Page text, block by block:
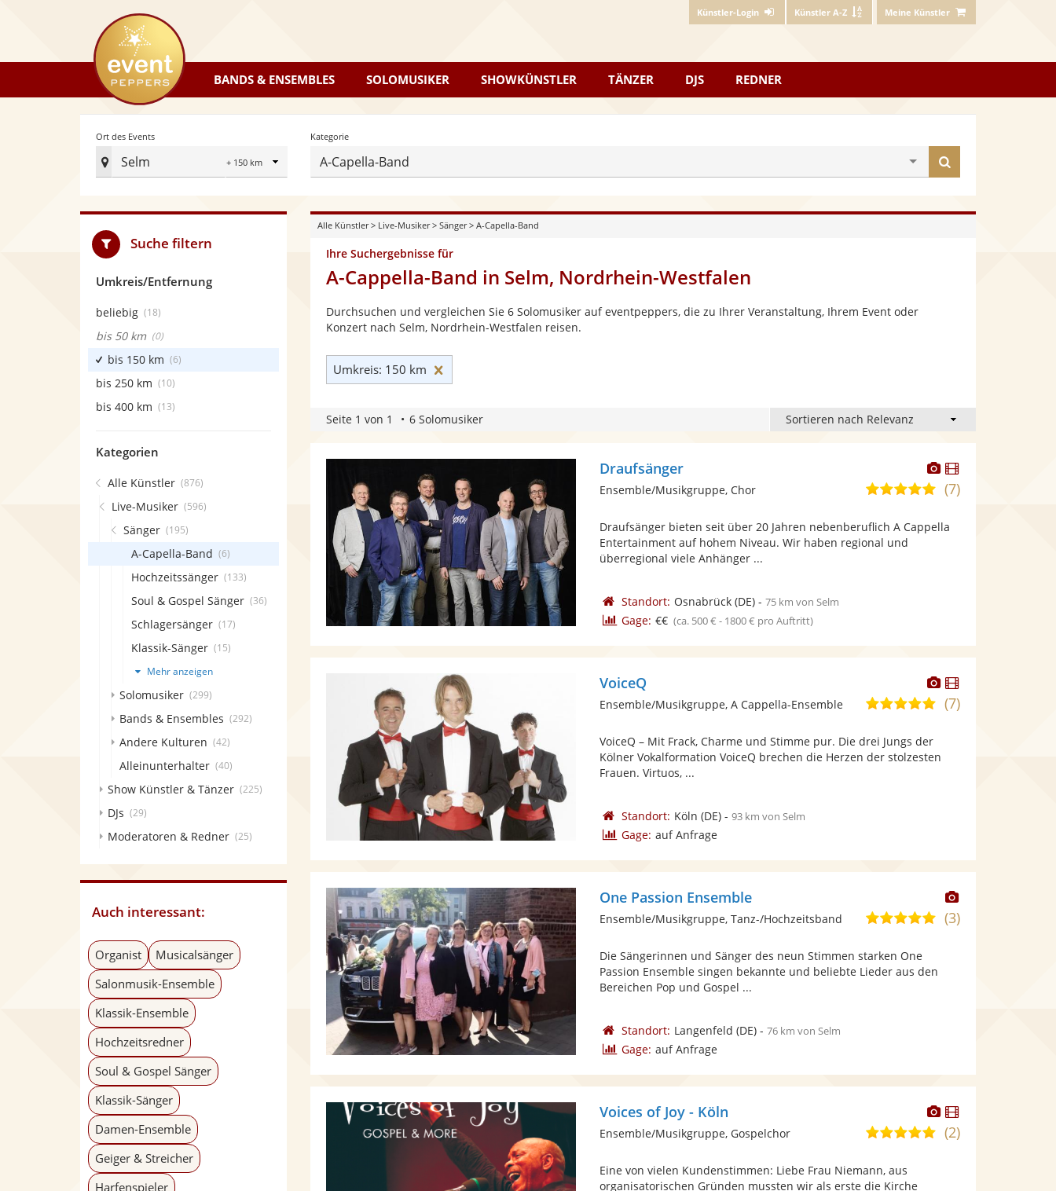
Künstler-Login Künstler A-Z Meine Künstler
eventpeppers
BANDS & ENSEMBLES SOLOMUSIKER SHOWKÜNSTLER TÄNZER DJS REDNER
Ort des Events
Selm
Radius
Ort
Events
festlegen
Kategorie
A-Capella-Band
finden
Alle Künstler> Live-Musiker> Sänger> A-Capella-Band
Ihre Suchergebnisse für
A-Cappella-Band in Selm, Nordrhein-Westfalen
Durchsuchen und vergleichen Sie 6 Solomusiker auf eventpeppers, die zu Ihrer Veranstaltung, Ihrem Event oder
Konzert nach Selm, Nordrhein-Westfalen reisen.
Umkreis: 150 km
Seite 1 von 1 6 Solomusiker
Dieser
Künstler
stellt
Fotos
bereit.
Dieser
Künstler
Draufsänger
5,0
5
(7)
Ensemble/Musikgruppe, Chor
Draufsänger bieten seit über 20 Jahren nebenberuflich A Cappella
Entertainment auf hohem Niveau. Wir haben regional und
überregional viele Anhänger ...
Standort: Osnabrück(DE)- 75 km von Selm
Gage: €€ (ca. 500 € - 1800 € pro Auftritt)
Dieser
Künstler
stellt
Dieser
Künstler
VoiceQ
4,9
Sternen
(7)
Ensemble/Musikgruppe, A Cappella-Ensemble
VoiceQ – Mit Frack, Charme und Stimme pur. Die drei Jungs der
Kölner Vokalformation VoiceQ brechen die Herzen der stolzesten
Frauen. Virtuos, ...
Standort: Köln (DE)- 93 km von Selm
Gage: auf Anfrage
Dieser
Künstler
One Passion Ensemble
4,9
Sternen
(3)
Ensemble/Musikgruppe, Tanz-/Hochzeitsband
Die Sängerinnen und Sänger des neun Stimmen starken One
Passion Ensemble singen bekannte und beliebte Lieder aus den
Bereichen Pop und Gospel ...
Standort: Langenfeld (DE)- 76 km von Selm
Gage: auf Anfrage
Dieser
Künstler
stellt
Dieser
Künstler
Voices of Joy - Köln
5,0(2)
Ensemble/Musikgruppe, Gospelchor
Eine von vielen Kundenstimmen: Liebe Frau Niemann, aus
organisatorischen Gründen mussten wir als erste die Kirche
Suche filtern
Umkreis/Entfernung
beliebig (18)
bis 50 km (0)
bis 150 km (6)
bis 250 km (10)
bis 400 km (13)
Kategorien
Alle Künstler (876)
Live-Musiker (596)
Sänger (195)
A-Capella-Band (6)
Hochzeitssänger (133)
Soul & Gospel Sänger (36)
Schlagersänger (17)
Klassik-Sänger (15)
Mehr anzeigen
Solomusiker (299)
Bands & Ensembles (292)
Andere Kulturen (42)
Alleinunterhalter (40)
Show Künstler & Tänzer (225)
DJs (29)
Moderatoren & Redner (25)
Auch interessant:
Organist
Musicalsänger
Salonmusik-Ensemble
Klassik-Ensemble
Hochzeitsredner
Soul & Gospel Sänger
Klassik-Sänger
Damen-Ensemble
Geiger & Streicher
Harfenspieler